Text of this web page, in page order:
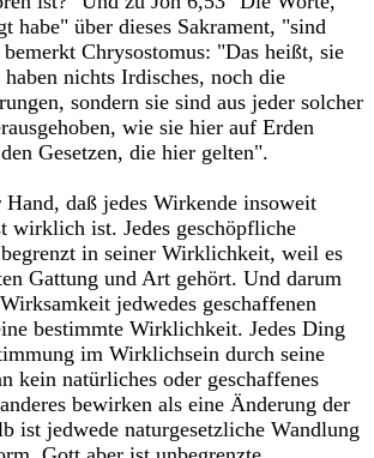
habe" über dieses Sakrament, "sind
Chrysostomus: "Das heißt, sie
nichts Irdisches, noch die
sondern sie sind aus jeder solcher
wie sie hier auf Erden
Gesetzen, die hier gelten".
daß jedes Wirkende insoweit
wirklich ist. Jedes geschöpfliche
in seiner Wirklichkeit, weil es
Gattung und Art gehört. Und darum
jedwedes geschaffenen
bestimmte Wirklichkeit. Jedes Ding
im Wirklichsein durch seine
kein natürliches oder geschaffenes
bewirken als eine Änderung der
ist jedwede naturgesetzliche Wandlung